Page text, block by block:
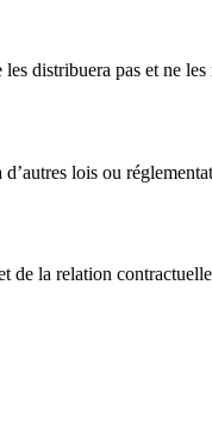
distribuera pas et ne
lois ou
de la relation